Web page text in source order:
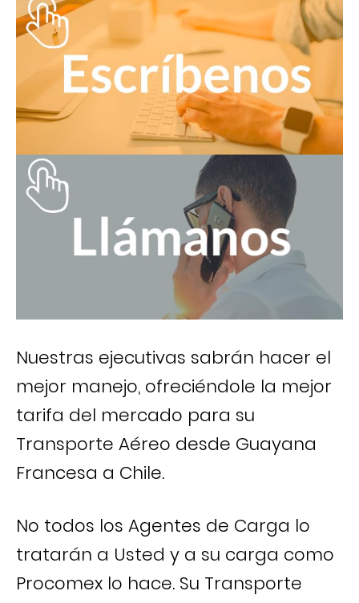
Nuestras ejecutivas sabrán hacer el
mejor manejo, ofreciéndole la mejor
tarifa del mercado para su
Transporte Aéreo desde Guayana
Francesa a Chile.
No todos los Agentes de Carga lo
tratarán a Usted y a su carga como
Procomex lo hace. Su Transporte